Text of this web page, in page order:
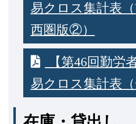
易クロス集計表
西圏版②）
【第46回勤労
易クロス集計表（